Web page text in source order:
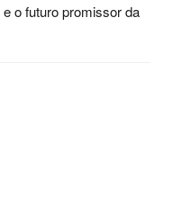
o futuro promissor da